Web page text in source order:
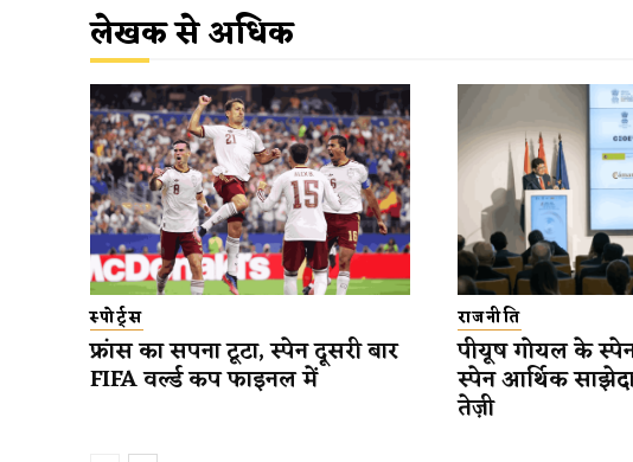
लेखक से अधिक
स्पोर्ट्स
फ्रांस का सपना टूटा, स्पेन दूसरी बार
FIFA वर्ल्ड कप फाइनल में
राजनीति
पीयूष गोयल के
स्पेन आर्थिक
तेज़ी